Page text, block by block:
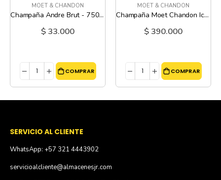
MOET & CHANDON
Champaña Andre Brut - 750 Ml
$ 33.000
COMPRAR
MOET & CHANDON
Champaña Moet Chandon Ice Imperial Rose - 750 Ml
$ 390.000
COMPRAR
SERVICIO AL CLIENTE
WhatsApp: +57 321 4443902
servicioalcliente@almacenesjr.com